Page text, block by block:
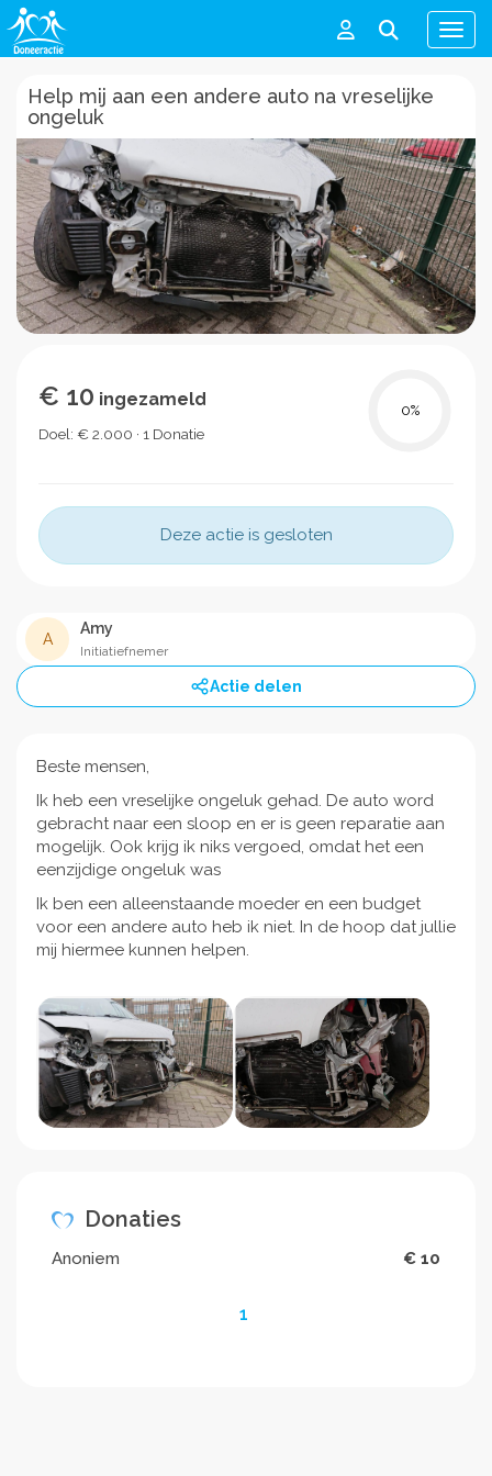
Menu
Help mij aan een andere auto na vreselijke
ongeluk
€ 10 ingezameld
Doel: € 2.000 · 1 Donatie
0%
Deze actie is gesloten
A
Amy
Initiatiefnemer
Actie delen
Beste mensen,
Ik heb een vreselijke ongeluk gehad. De auto word
gebracht naar een sloop en er is geen reparatie aan
mogelijk. Ook krijg ik niks vergoed, omdat het een
eenzijdige ongeluk was
Ik ben een alleenstaande moeder en een budget
voor een andere auto heb ik niet. In de hoop dat jullie
mij hiermee kunnen helpen.
Donaties
Anoniem € 10
1